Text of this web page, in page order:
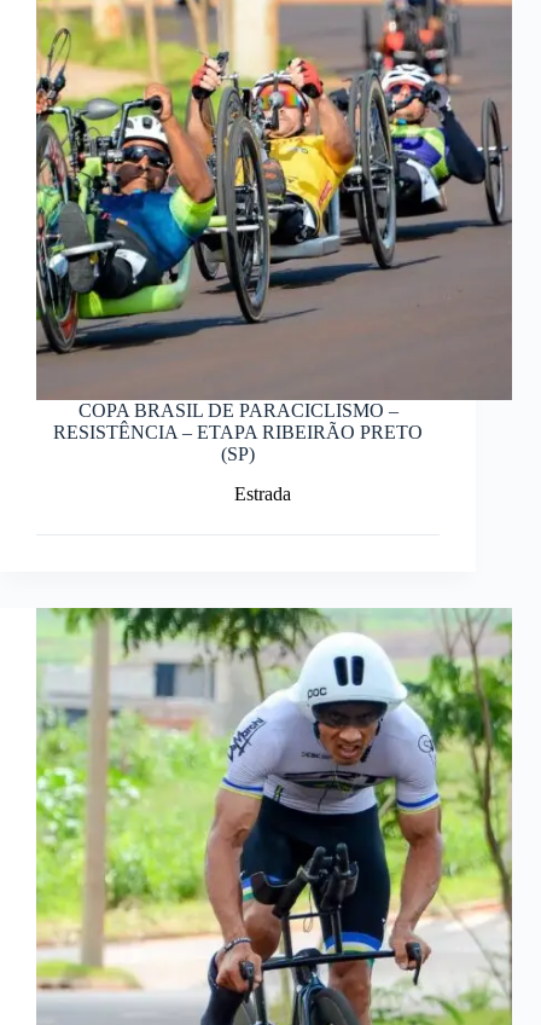
COPA BRASIL DE PARACICLISMO –
RESISTÊNCIA – ETAPA RIBEIRÃO PRETO
(SP)
Estrada